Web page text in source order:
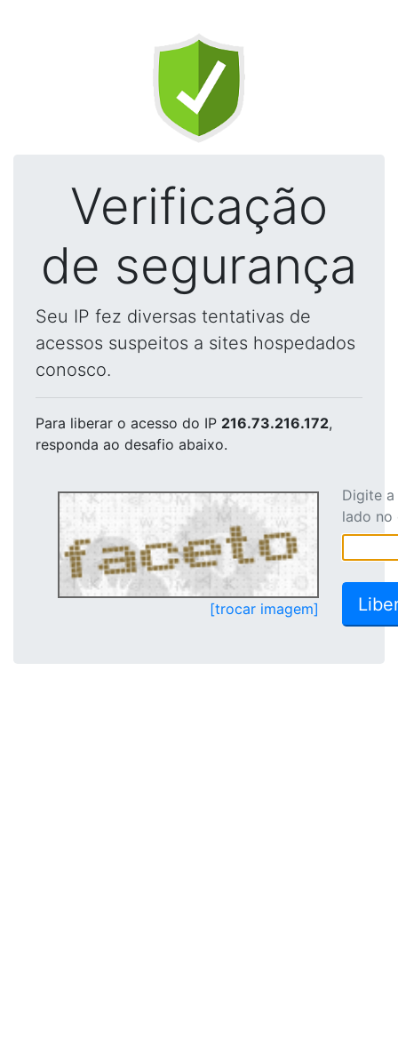
Verificação
de segurança
Seu IP fez diversas tentativas de
acessos suspeitos a sites hospedados
conosco.
Para liberar o acesso do IP 216.73.216.172,
responda ao desafio abaixo.
[trocar imagem]
Digite
lado no